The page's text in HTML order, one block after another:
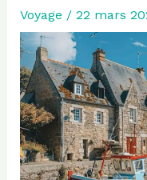
Voyage / 22 mars